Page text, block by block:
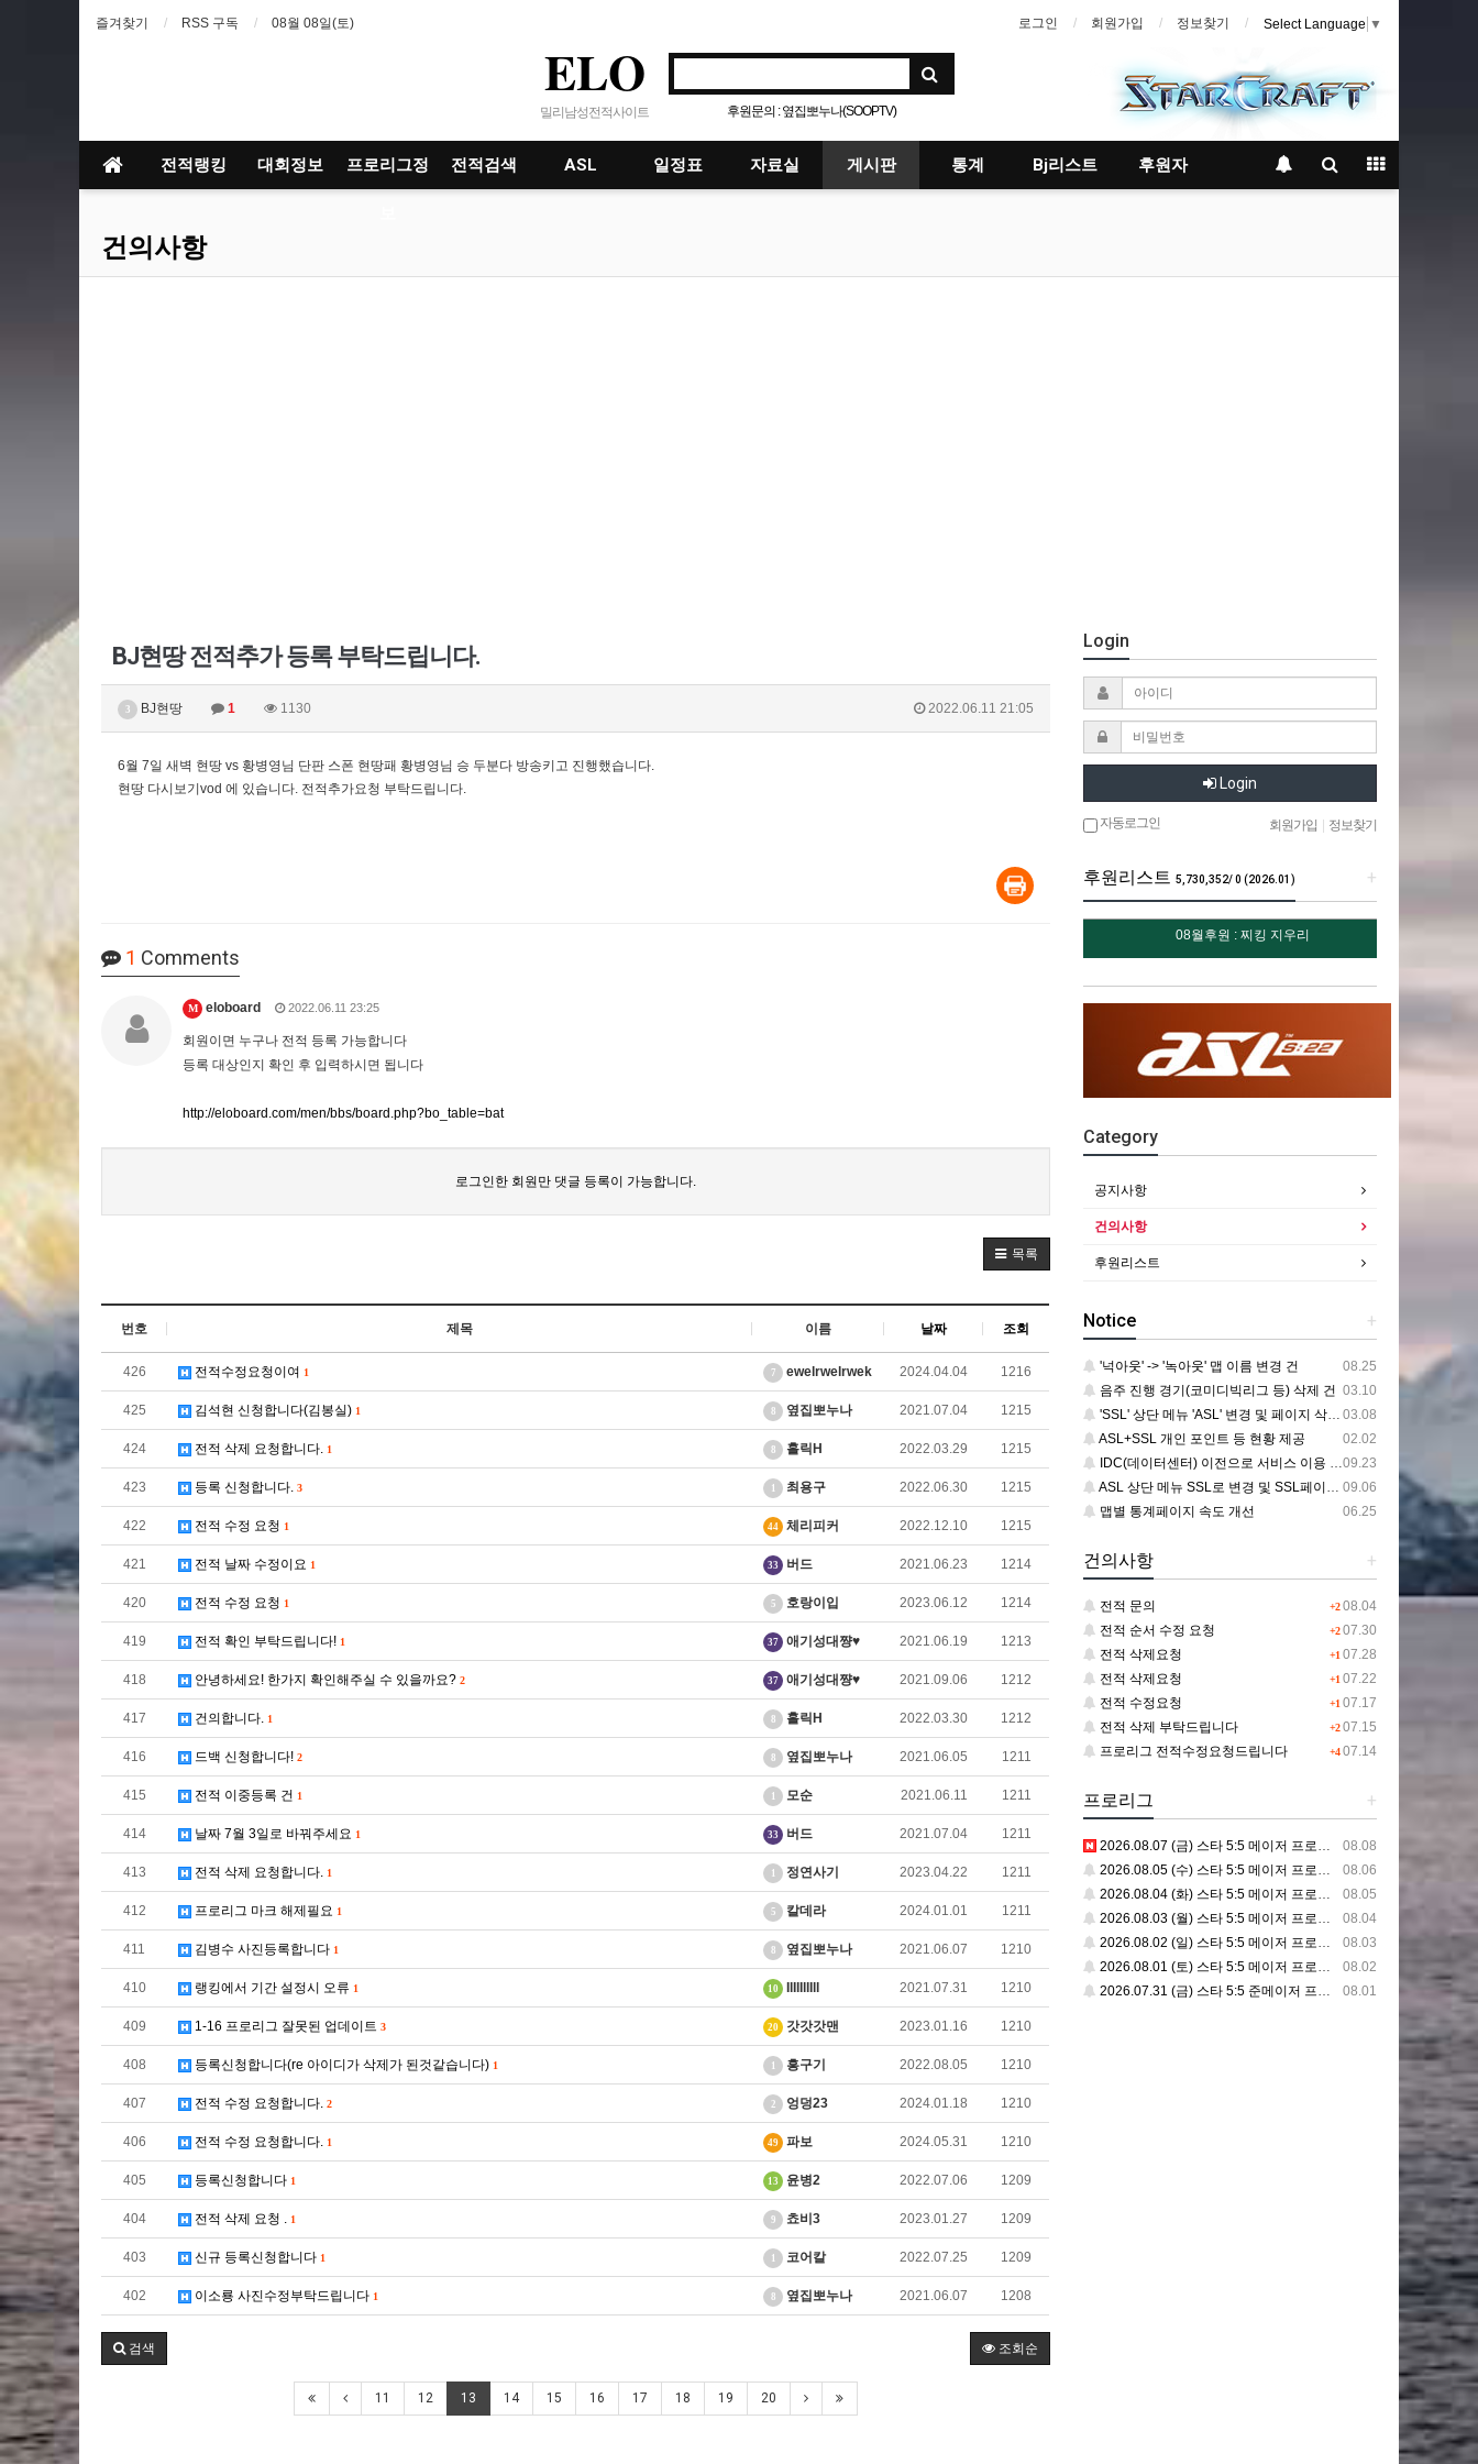
즐겨찾기 RSS 구독 08월 08일(토) 로그인 회원가입 정보찾기 Select Language ▼
ELO
밀리남성전적사이트 후원문의 : 옆집뽀누나(SOOPTV)
전적랭킹 대회정보 프로리그정 전적검색 ASL 일정표 자료실 게시판 통계 Bj리스트 후원자
건의사항
BJ현땅 전적추가 등록 부탁드립니다.
3 BJ현땅 1 1130 2022.06.11 21:05
6월 7일 새벽 현땅 vs 황병영님 단판 스폰 현땅패 황병영님 승 두분다 방송키고 진행했습니다.
현땅 다시보기vod 에 있습니다. 전적추가요청 부탁드립니다.
1 Comments
M eloboard 2022.06.11 23:25
회원이면 누구나 전적 등록 가능합니다
등록 대상인지 확인 후 입력하시면 됩니다
http://eloboard.com/men/bbs/board.php?bo_table=bat
로그인한 회원만 댓글 등록이 가능합니다.
목록
번호 제목 이름 날짜 조회
426 전적수정요청이여 1 7 ewelrwelrwek 2024.04.04 1216
425 김석현 신청합니다(김봉실) 1 8 옆집뽀누나 2021.07.04 1215
424 전적 삭제 요청합니다. 1 8 홀릭H 2022.03.29 1215
423 등록 신청합니다. 3 1 최용구 2022.06.30 1215
422 전적 수정 요청 1 44 체리피커 2022.12.10 1215
421 전적 날짜 수정이요 1 33 버드 2021.06.23 1214
420 전적 수정 요청 1 5 호랑이입 2023.06.12 1214
419 전적 확인 부탁드립니다! 1 37 애기성대쨩♥ 2021.06.19 1213
418 안녕하세요! 한가지 확인해주실 수 있을까요? 2 37 애기성대쨩♥ 2021.09.06 1212
417 건의합니다. 1 8 홀릭H 2022.03.30 1212
416 드백 신청합니다! 2 8 옆집뽀누나 2021.06.05 1211
415 전적 이중등록 건 1 1 모순 2021.06.11 1211
414 날짜 7월 3일로 바꿔주세요 1 33 버드 2021.07.04 1211
413 전적 삭제 요청합니다. 1 1 정연사기 2023.04.22 1211
412 프로리그 마크 해제필요 1 5 칼데라 2024.01.01 1211
411 김병수 사진등록합니다 1 8 옆집뽀누나 2021.06.07 1210
410 랭킹에서 기간 설정시 오류 1 10 IlIlIllIll 2021.07.31 1210
409 1-16 프로리그 잘못된 업데이트 3 20 갓갓갓맨 2023.01.16 1210
408 등록신청합니다(re 아이디가 삭제가 된것같습니다) 1 1 흥구기 2022.08.05 1210
407 전적 수정 요청합니다. 2 2 엉덩23 2024.01.18 1210
406 전적 수정 요청합니다. 1 49 파보 2024.05.31 1210
405 등록신청합니다 1 13 윤병2 2022.07.06 1209
404 전적 삭제 요청 . 1 9 쵸비3 2023.01.27 1209
403 신규 등록신청합니다 1 1 코어칼 2022.07.25 1209
402 이소룡 사진수정부탁드립니다 1 8 옆집뽀누나 2021.06.07 1208
조회순
검색
11 12 13 14 15 16 17 18 19 20
Login
Login
자동로그인 회원가입 | 정보찾기
+
후원리스트 5,730,352/ 0 (2026.01)
08월후원 : 찌킹 지우리
Category
공지사항
건의사항
후원리스트
+
Notice
08.25
'넉아웃' -> '녹아웃' 맵 이름 변경 건
03.10
음주 진행 경기(코미디빅리그 등) 삭제 건
03.08
'SSL' 상단 메뉴 'ASL' 변경 및 페이지 삭제 건
02.02
ASL+SSL 개인 포인트 등 현황 제공
09.23
IDC(데이터센터) 이전으로 서비스 이용 중단 건
09.06
ASL 상단 메뉴 SSL로 변경 및 SSL페이지 추가 건
06.25
맵별 통계페이지 속도 개선
+
건의사항
+208.04
전적 문의
+207.30
전적 순서 수정 요청
+1 07.28
전적 삭제요청
+1 07.22
전적 삭제요청
+1 07.17
전적 수정요청
+207.15
전적 삭제 부탁드립니다
+407.14
프로리그 전적수정요청드립니다
+
프로리그
08.08
2026.08.07 (금) 스타 5:5 메이저 프로리그
08.06
2026.08.05 (수) 스타 5:5 메이저 프로리그
08.05
2026.08.04 (화) 스타 5:5 메이저 프로리그
08.04
2026.08.03 (월) 스타 5:5 메이저 프로리그
08.03
2026.08.02 (일) 스타 5:5 메이저 프로리그
08.02
2026.08.01 (토) 스타 5:5 메이저 프로리그
08.01
2026.07.31 (금) 스타 5:5 준메이저 프로리그